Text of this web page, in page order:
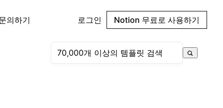
의하기 로그인 Notion 무료로 사용하기